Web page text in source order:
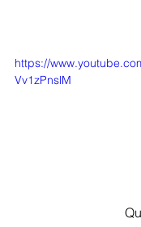
https://
Vv1zPnslM